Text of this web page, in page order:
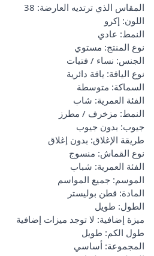
المقاس الذي ترتديه العارضة: 38
اللون: إكرو
النمط: عادي
نوع المنتج: مستوي
الجنس: نساء / فتيات
نوع الياقة: ياقة دائرية
السماكة: متوسطة
الفئة العمرية: شاب
النمط: مزخرف / مطرز
جيوب: بدون جيوب
طريقة الإغلاق: بدون إغلاق
نوع القماش: منسوج
الفئة العمرية: شباب
الموسم: جميع المواسم
المادة: قطن بوليستر
الطول: طويل
ميزة إضافية: لا توجد ميزات إضافية
طول الكم: طويل
المجموعة: أساسي